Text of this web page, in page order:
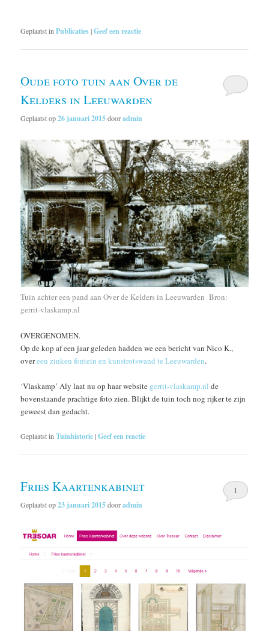
Geplaatst in Publicaties|Geef een reactie
Oude foto tuin aan Over de
Kelders in Leeuwarden
Geplaatst op26 januari 2015dooradmin
Tuin achter een pand aan Over de Kelders in Leeuwarden Bron:
gerrit-vlaskamp.nl
OVERGENOMEN.
Op de kop af een jaar geleden hadden we een bericht van Nico K.,
overeen zinken fontein en kunstrotswand te Leeuwarden.
‘Vlaskamp’ Aly laat nu op haar website gerrit-vlaskamp.nl de
bovenstaande prachtige foto zien. Blijkt de tuin toch nog rijker te zijn
geweest dan gedacht.
Geplaatst in Tuinhistorie|Geef een reactie
Fries Kaartenkabinet
Geplaatst op23 januari 2015dooradmin
1